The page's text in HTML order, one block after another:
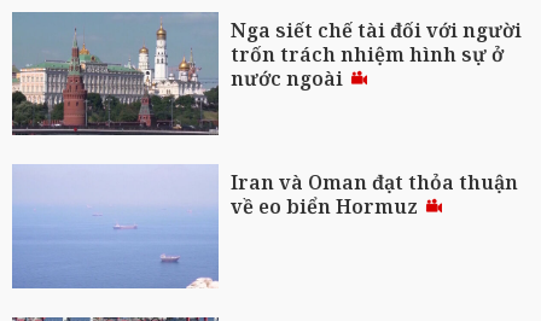
Nga siết chế tài đối với người
trốn trách nhiệm hình sự ở
nước ngoài
Iran và Oman đạt thỏa thuận
về eo biển Hormuz